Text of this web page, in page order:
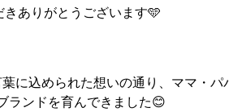
ありがとうございます🩵
に込められた想いの通り、ママ・パ
ランドを育んできました😊